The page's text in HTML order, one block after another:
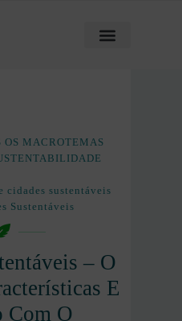
OS MACROTEMAS
cidades sustentáveis
Sustentáveis
– O
E
Com O